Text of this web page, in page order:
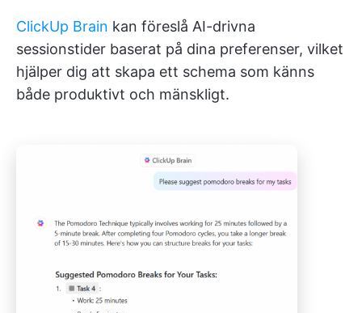
ClickUp Brain kan föreslå AI-drivna
sessionstider baserat på dina preferenser, vilket
hjälper dig att skapa ett schema som känns
både produktivt och mänskligt.